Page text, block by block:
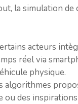
la simulation
acteurs
réel via
physique.
algorithmes
ou des